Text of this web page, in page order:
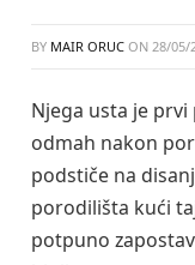
BY MAIR ORUC ON 28/05/
Njega usta je
odmah nakon
podstiče na
porodilišta kući
potpuno